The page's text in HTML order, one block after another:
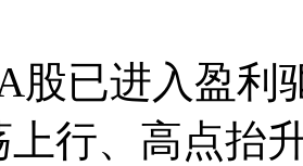
已进入盈利
上行、高点抬